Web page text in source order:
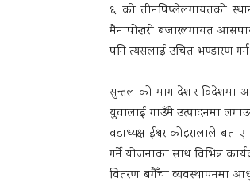
६ को तीनपिप्लेलगायतको
मैनापोखरी बजारलगायत
पनि त्यसलाई उचित भण्डारण
सुन्तलाको माग देश र विदेशमा
युवालाई गाउँमै उत्पादनमा
वडाध्यक्ष ईश्वर कोइरालाले
गर्ने योजनाका साथ विभिन्न
वितरण बगैँचा व्यवस्थापनमा